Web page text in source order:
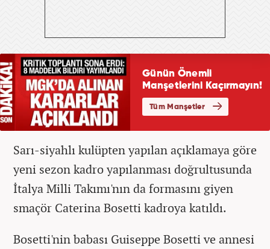
Sarı-siyahlı kulüpten yapılan açıklamaya göre
yeni sezon kadro yapılanması doğrultusunda
İtalya Milli Takımı'nın da formasını giyen
smaçör Caterina Bosetti kadroya katıldı.
Bosetti'nin babası Guiseppe Bosetti ve annesi